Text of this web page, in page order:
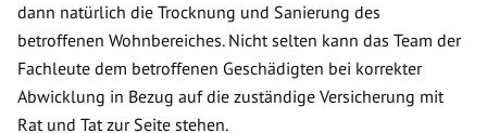
dann natürlich die Trocknung und Sanierung des
betroffenen Wohnbereiches. Nicht selten kann das Team der
Fachleute dem betroffenen Geschädigten bei korrekter
Abwicklung in Bezug auf die zuständige Versicherung mit
Rat und Tat zur Seite stehen.